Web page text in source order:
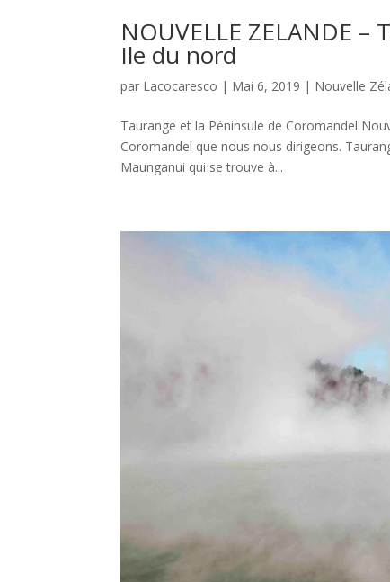
NOUVELLE ZELANDE
Ile du nord
par Lacocaresco | Mai 6, 2019 | Nouvelle
Taurange et la Péninsule de Coromandel
Coromandel que nous nous dirigeons.
Maunganui qui se trouve à...